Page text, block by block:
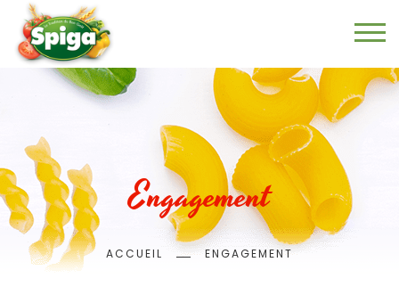
principal
Engagement
Fil
ACCUEIL ENGAGEMENT